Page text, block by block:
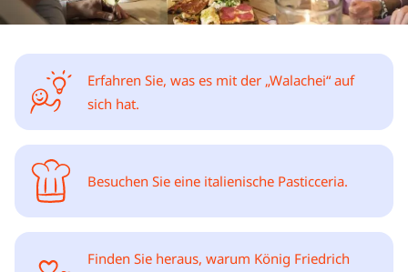
Erfahren Sie, was es mit der „Walachei“ auf
sich hat.
Besuchen Sie eine italienische Pasticceria.
Finden Sie heraus, warum König Friedrich